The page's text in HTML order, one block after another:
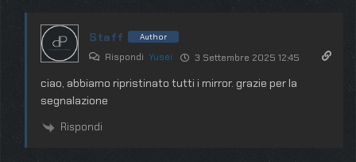
Staff Author
Rispondi Yusei 3 Settembre 2025 12:45
ciao, abbiamo ripristinato tutti i mirror. grazie per la
segnalazione
Rispondi